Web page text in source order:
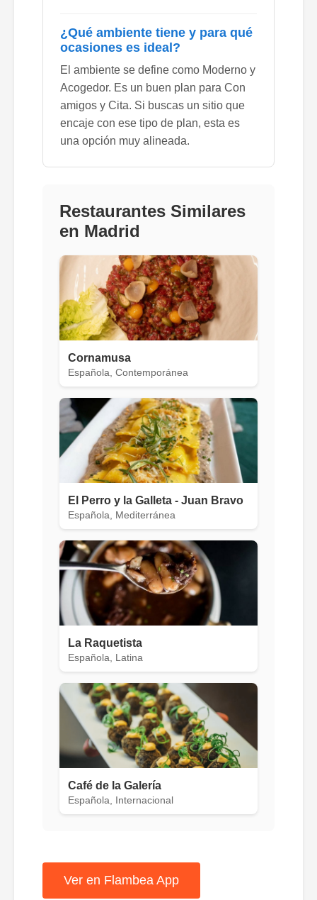
¿Qué ambiente tiene y para qué
ocasiones es ideal?
El ambiente se define como Moderno y
Acogedor. Es un buen plan para Con
amigos y Cita. Si buscas un sitio que
encaje con ese tipo de plan, esta es
una opción muy alineada.
Restaurantes Similares
en Madrid
Cornamusa
Española, Contemporánea
El Perro y la Galleta - Juan Bravo
Española, Mediterránea
La Raquetista
Española, Latina
Café de la Galería
Española, Internacional
Ver en Flambea App